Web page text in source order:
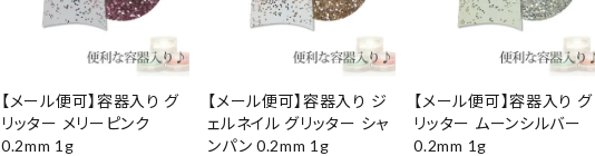
【メール便可】容器入り グ
リッター メリーピンク
0.2mm 1g
【メール便可】容器入り ジ
ェルネイル グリッター シャ
ンパン 0.2mm 1g
【メール便可】容器入り グ
リッター ムーンシルバー
0.2mm 1g